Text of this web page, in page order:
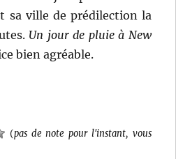
sa ville de prédilection la
Un jour de pluie à New
bien agréable.
(pas de note pour l'instant, vous